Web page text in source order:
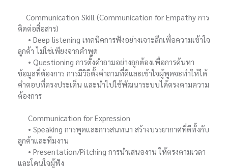
Communication Skill (Communication for Empathy การ
ติดต่อสื่อสาร)
• Deep listening เทคนิคการฟังอย่างเจาะลึกเพื่อความเข้าใจ
ลูกค้า ไม่ใช่เพียงจากคำพูด
• Questioning การตั้งคำถามอย่างถูกต้องเพื่อการค้นหา
ข้อมูลที่ต้องการ การมีวิธีตั้งคำถามที่ดีและเข้าใจผู้พูดจะทำให้ได้
คำตอบที่ตรงประเด็น และนำไปใช้พัฒนาระบบได้ตรงตามความ
ต้องการ
Communication for Expression
• Speaking การพูดและการสนทนา สร้างบรรยากาศที่ดีทั้งกับ
ลูกค้าและทีมงาน
• Presentation/Pitching การนำเสนองาน ให้ตรงตามเวลา
และโดนใจผู้ฟัง